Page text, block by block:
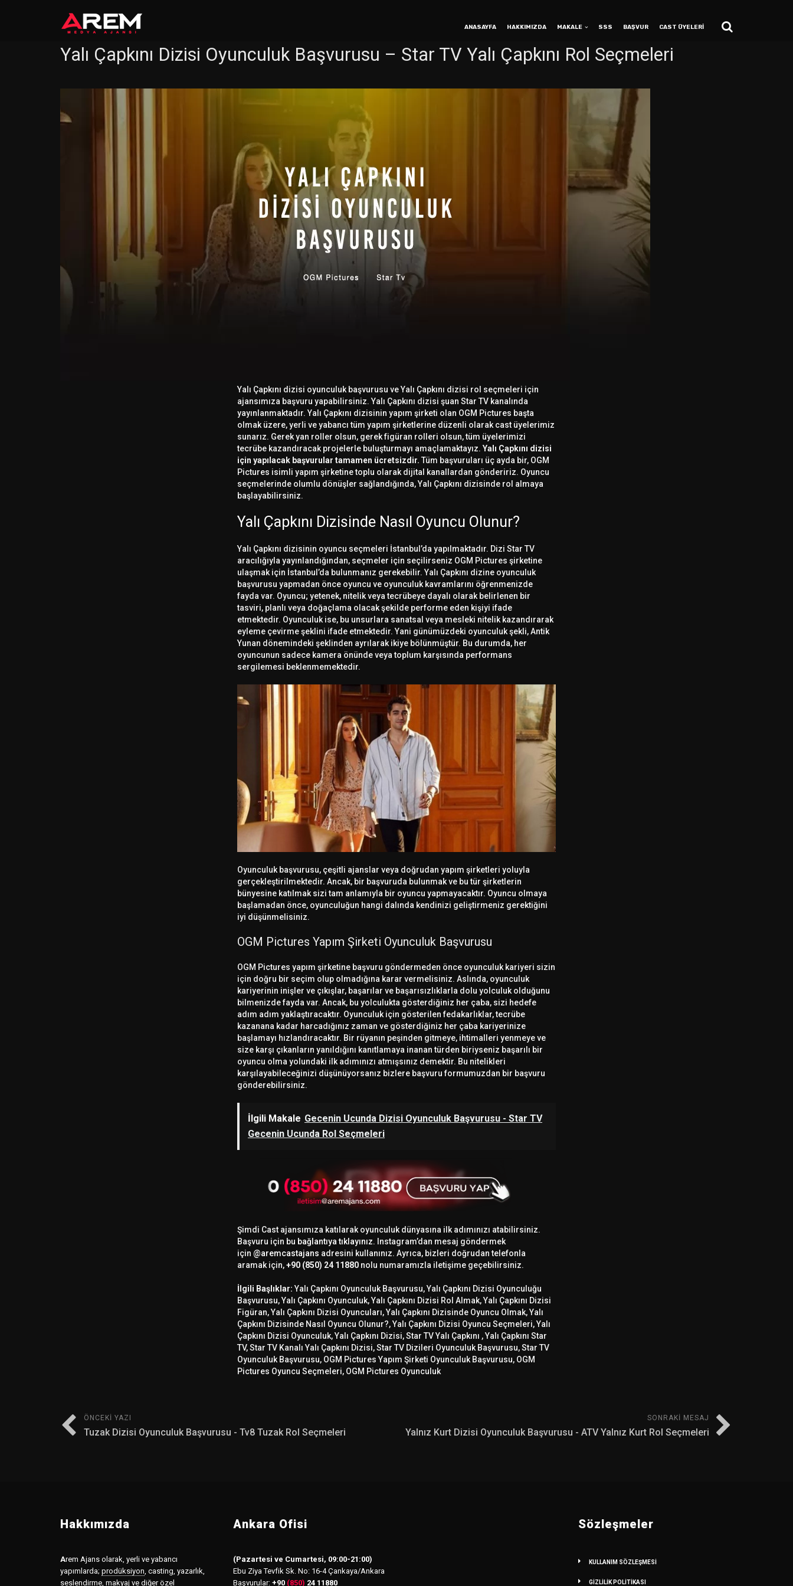
ANASAYFA HAKKIMIZDA MAKALE SSS BAŞVUR CAST ÜYELERİ
Yalı Çapkını Dizisi Oyunculuk Başvurusu – Star TV Yalı Çapkını Rol Seçmeleri
Yalı Çapkını dizisi oyunculuk başvurusu ve Yalı Çapkını dizisi rol seçmeleri için
ajansımıza başvuru yapabilirsiniz. Yalı Çapkını dizisi şuan Star TV kanalında
yayınlanmaktadır. Yalı Çapkını dizisinin yapım şirketi olan OGM Pictures başta
olmak üzere, yerli ve yabancı tüm yapım şirketlerine düzenli olarak cast üyelerimiz
sunarız. Gerek yan roller olsun, gerek figüran rolleri olsun, tüm üyelerimizi
tecrübe kazandıracak projelerle buluşturmayı amaçlamaktayız. Yalı Çapkını dizisi
için yapılacak başvurular tamamen ücretsizdir. Tüm başvuruları üç ayda bir, OGM
Pictures isimli yapım şirketine toplu olarak dijital kanallardan göndeririz. Oyuncu
seçmelerinde olumlu dönüşler sağlandığında, Yalı Çapkını dizisinde rol almaya
başlayabilirsiniz.
Yalı Çapkını Dizisinde Nasıl Oyuncu Olunur?
Yalı Çapkını dizisinin oyuncu seçmeleri İstanbul’da yapılmaktadır. Dizi Star TV
aracılığıyla yayınlandığından, seçmeler için seçilirseniz OGM Pictures şirketine
ulaşmak için İstanbul’da bulunmanız gerekebilir. Yalı Çapkını dizine oyunculuk
başvurusu yapmadan önce oyuncu ve oyunculuk kavramlarını öğrenmenizde
fayda var. Oyuncu; yetenek, nitelik veya tecrübeye dayalı olarak belirlenen bir
tasviri, planlı veya doğaçlama olacak şekilde performe eden kişiyi ifade
etmektedir. Oyunculuk ise, bu unsurlara sanatsal veya mesleki nitelik kazandırarak
eyleme çevirme şeklini ifade etmektedir. Yani günümüzdeki oyunculuk şekli, Antik
Yunan dönemindeki şeklinden ayrılarak ikiye bölünmüştür. Bu durumda, her
oyuncunun sadece kamera önünde veya toplum karşısında performans
sergilemesi beklenmemektedir.
Oyunculuk başvurusu, çeşitli ajanslar veya doğrudan yapım şirketleri yoluyla
gerçekleştirilmektedir. Ancak, bir başvuruda bulunmak ve bu tür şirketlerin
bünyesine katılmak sizi tam anlamıyla bir oyuncu yapmayacaktır. Oyuncu olmaya
başlamadan önce, oyunculuğun hangi dalında kendinizi geliştirmeniz gerektiğini
iyi düşünmelisiniz.
OGM Pictures Yapım Şirketi Oyunculuk Başvurusu
OGM Pictures yapım şirketine başvuru göndermeden önce oyunculuk kariyeri sizin
için doğru bir seçim olup olmadığına karar vermelisiniz. Aslında, oyunculuk
kariyerinin inişler ve çıkışlar, başarılar ve başarısızlıklarla dolu yolculuk olduğunu
bilmenizde fayda var. Ancak, bu yolculukta gösterdiğiniz her çaba, sizi hedefe
adım adım yaklaştıracaktır. Oyunculuk için gösterilen fedakarlıklar, tecrübe
kazanana kadar harcadığınız zaman ve gösterdiğiniz her çaba kariyerinize
başlamayı hızlandıracaktır. Bir rüyanın peşinden gitmeye, ihtimalleri yenmeye ve
size karşı çıkanların yanıldığını kanıtlamaya inanan türden biriyseniz başarılı bir
oyuncu olma yolundaki ilk adımınızı atmışsınız demektir. Bu nitelikleri
karşılayabileceğinizi düşünüyorsanız bizlere başvuru formumuzdan bir başvuru
gönderebilirsiniz.
İlgili Makale Gecenin Ucunda Dizisi Oyunculuk Başvurusu - Star TV
Gecenin Ucunda Rol Seçmeleri
Şimdi Cast ajansımıza katılarak oyunculuk dünyasına ilk adımınızı atabilirsiniz.
Başvuru için bu bağlantıya tıklayınız. Instagram’dan mesaj göndermek
için @aremcastajans adresini kullanınız. Ayrıca, bizleri doğrudan telefonla
aramak için,+90 (850) 24 11880 nolu numaramızla iletişime geçebilirsiniz.
İlgili Başlıklar:Yalı Çapkını Oyunculuk Başvurusu, Yalı Çapkını Dizisi Oyunculuğu
Başvurusu, Yalı Çapkını Oyunculuk, Yalı Çapkını Dizisi Rol Almak, Yalı Çapkını Dizisi
Figüran, Yalı Çapkını Dizisi Oyuncuları, Yalı Çapkını Dizisinde Oyuncu Olmak, Yalı
Çapkını Dizisinde Nasıl Oyuncu Olunur?, Yalı Çapkını Dizisi Oyuncu Seçmeleri, Yalı
Çapkını Dizisi Oyunculuk, Yalı Çapkını Dizisi, Star TV Yalı Çapkını , Yalı Çapkını Star
TV, Star TV Kanalı Yalı Çapkını Dizisi, Star TV Dizileri Oyunculuk Başvurusu, Star TV
Oyunculuk Başvurusu, OGM Pictures Yapım Şirketi Oyunculuk Başvurusu, OGM
Pictures Oyuncu Seçmeleri, OGM Pictures Oyunculuk
ÖNCEKI YAZI
Tuzak Dizisi Oyunculuk Başvurusu - Tv8 Tuzak Rol Seçmeleri
SONRAKI MESAJ
Yalnız Kurt Dizisi Oyunculuk Başvurusu - ATV Yalnız Kurt Rol Seçmeleri
Hakkımızda
Arem Ajans olarak, yerli ve yabancı
yapımlarda; prodüksiyon casting, yazarlık,
seslendirme, makyaj ve diğer özel
Ankara Ofisi
(Pazartesi ve Cumartesi, 09:00-21:00)
Ebu Ziya Tevfik Sk. No: 16-4 Çankaya/Ankara
Başvurular: +90 (850) 24 11880
Sözleşmeler
KULLANIM SÖZLEŞMESİ
GİZLİLİK POLİTİKASI